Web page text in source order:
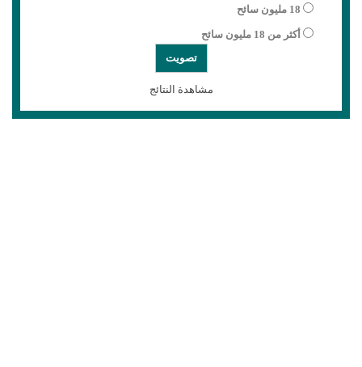
18 مليون سائح
أكثر من 18 مليون سائح
مشاهدة النتائج